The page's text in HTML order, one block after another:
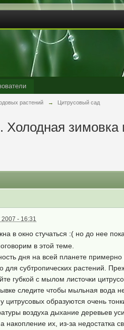
растений → Цитрусовый сад
Холодная зимовка
- 16:31
в окно стучаться :( но до нее
в этой теме.
дня на всей планете
субтропических растений.
губкой с мылом листочки
следите чтобы мыльная вода
цитрусовых образуются очень
воздуха дыхание деревьев
накопление их, из-за недостатка